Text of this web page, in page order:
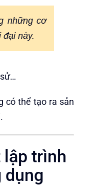
những cơ
này.
có thể tạo ra sản
trình
dụng